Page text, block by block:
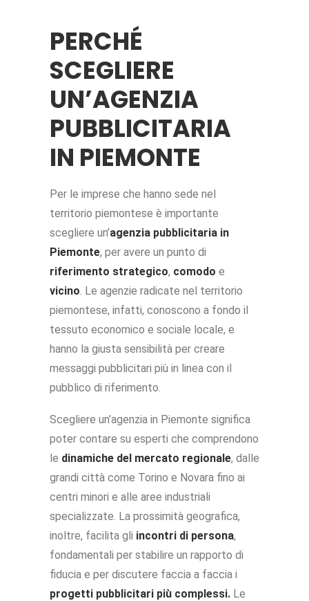
PERCHÉ
SCEGLIERE
UN’AGENZIA
PUBBLICITARIA
IN PIEMONTE
Per le imprese che hanno sede nel
territorio piemontese è importante
scegliere un’agenzia pubblicitaria in
Piemonte, per avere un punto di
riferimento strategico, comodo e
vicino. Le agenzie radicate nel territorio
piemontese, infatti, conoscono a fondo il
tessuto economico e sociale locale, e
hanno la giusta sensibilità per creare
messaggi pubblicitari più in linea con il
pubblico di riferimento.
Scegliere un’agenzia in Piemonte significa
poter contare su esperti che comprendono
le dinamiche del mercato regionale, dalle
grandi città come Torino e Novara fino ai
centri minori e alle aree industriali
specializzate. La prossimità geografica,
inoltre, facilita gli incontri di persona,
fondamentali per stabilire un rapporto di
fiducia e per discutere faccia a faccia i
progetti pubblicitari più complessi. Le